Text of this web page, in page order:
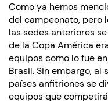
Como ya hemos
del campeonato, pero
las sedes anteriores
de la Copa América
equipos como lo fue
Brasil. Sin embargo,
países anfitriones se
equipos que